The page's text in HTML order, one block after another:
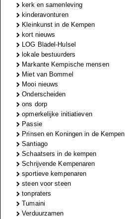
kerk en samenleving
kinderavonturen
Kleinkunst in de Kempen
kort nieuws
LOG Bladel-Hulsel
lokale bestuurders
Markante Kempische mensen
Miet van Bommel
Mooi nieuws
Onderscheiden
ons dorp
opmerkelijke initiatieven
Passie
Prinsen en Koningen in de Kempen
Santiago
Schaatsers in de kempen
Schrijvende Kempenaren
sportieve kempenaren
steen voor steen
tonpraters
Tumaini
Verduurzamen